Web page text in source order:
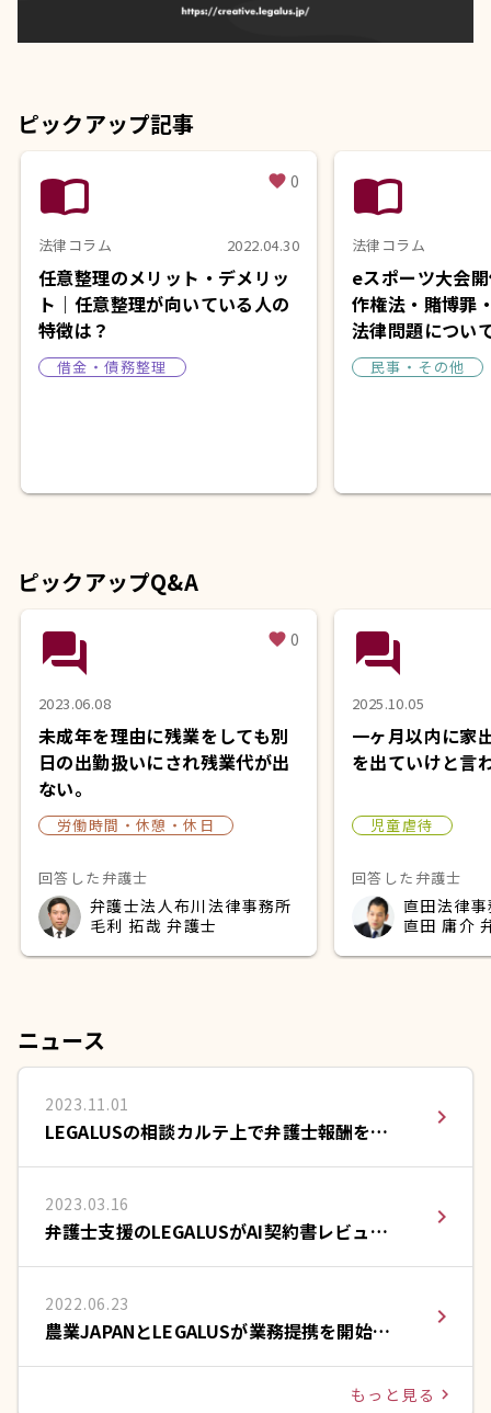
ピックアップ記事
import_contacts favorite 0
法律コラム 2022.04.30
任意整理のメリット・デメリッ
ト｜任意整理が向いている人の
特徴は？
借金・債務整理
import_contacts
法律コラム
eスポーツ大会
作権法・賭博罪
法律問題につい
民事・その他
ピックアップQ&A
question_answer favorite 0
2023.06.08
未成年を理由に残業をしても別
日の出勤扱いにされ残業代が出
ない。
労働時間・休憩・休日
回答した弁護士
弁護士法人布川法律事務所
毛利 拓哉 弁護士
question_answer
2025.10.05
一ヶ月以内に家
を出ていけと言
児童虐待
回答した弁護士
直田法律
直田 庸介
ニュース
2023.11.01
LEGALUSの相談カルテ上で弁護士報酬をカ
ードで支払える決済サービスを提供開始
navigate_next
2023.03.16
弁護士支援のLEGALUSがAI契約書レビュー
のLeCHECK(リチェック)と提携
navigate_next
2022.06.23
農業JAPANとLEGALUSが業務提携を開始い
たしました。
navigate_next
もっと見る navigate_next